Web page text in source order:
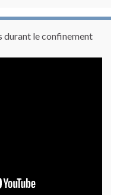
durant le confinement